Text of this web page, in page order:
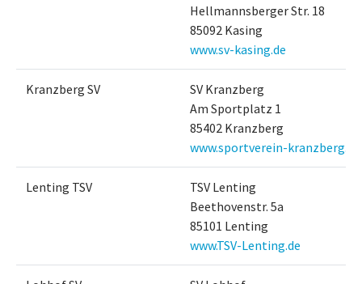
Hellmannsberger Str. 18
85092 Kasing
www.sv-kasing.de
Kranzberg SV
SV Kranzberg
Am Sportplatz 1
85402 Kranzberg
www.sportverein-kranzberg.de
Lenting TSV
TSV Lenting
Beethovenstr. 5a
85101 Lenting
www.TSV-Lenting.de